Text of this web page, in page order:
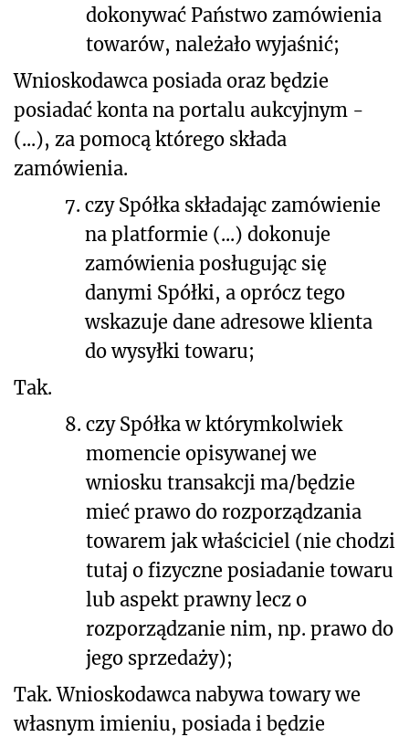
dokonywać Państwo zamówienia
towarów, należało wyjaśnić;
Wnioskodawca posiada oraz będzie
posiadać konta na portalu aukcyjnym -
(...), za pomocą którego składa
zamówienia.
7. czy Spółka składając zamówienie
na platformie (...) dokonuje
zamówienia posługując się
danymi Spółki, a oprócz tego
wskazuje dane adresowe klienta
do wysyłki towaru;
Tak.
8. czy Spółka w którymkolwiek
momencie opisywanej we
wniosku transakcji ma/będzie
mieć prawo do rozporządzania
towarem jak właściciel (nie chodzi
tutaj o fizyczne posiadanie towaru
lub aspekt prawny lecz o
rozporządzanie nim, np. prawo do
jego sprzedaży);
Tak. Wnioskodawca nabywa towary we
własnym imieniu, posiada i będzie